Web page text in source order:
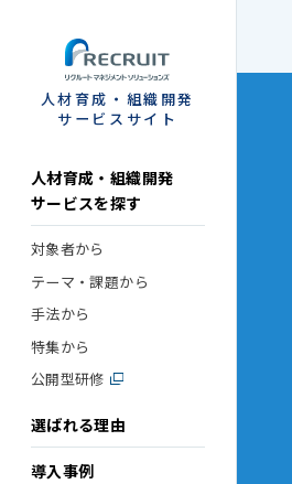
人材育成・組織開発
サービスサイト
人材育成・組織開発
サービスを探す
対象者から
テーマ・課題から
手法から
特集から
公開型研修
選ばれる理由
導入事例